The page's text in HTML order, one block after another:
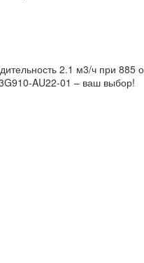
2.1 м3/ч при
AU22-01 – ваш выбор!